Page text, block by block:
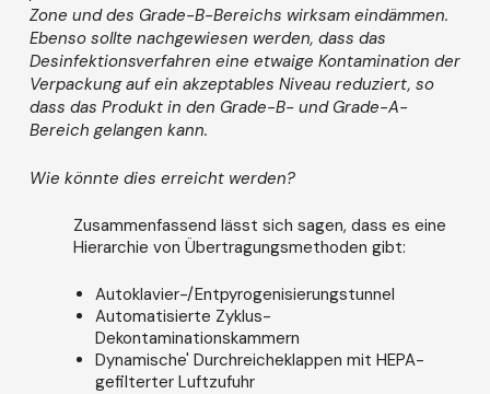
Zone und des Grade-B-Bereichs wirksam eindämmen.
Ebenso sollte nachgewiesen werden, dass das
Desinfektionsverfahren eine etwaige Kontamination der
Verpackung auf ein akzeptables Niveau reduziert, so
dass das Produkt in den Grade-B- und Grade-A-
Bereich gelangen kann.
Wie könnte dies erreicht werden?
Zusammenfassend lässt sich sagen, dass es eine
Hierarchie von Übertragungsmethoden gibt:
Autoklavier-/Entpyrogenisierungstunnel
Automatisierte Zyklus-
Dekontaminationskammern
Dynamische' Durchreicheklappen mit HEPA-
gefilterter Luftzufuhr